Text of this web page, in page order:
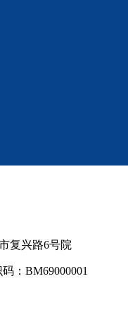
复兴路6号院
：BM69000001